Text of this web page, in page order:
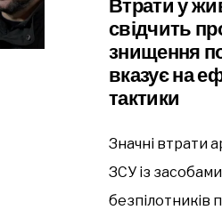
свідчить
знищення
вказує на
тактики
Значні втрати
ЗСУ із
безпілотників